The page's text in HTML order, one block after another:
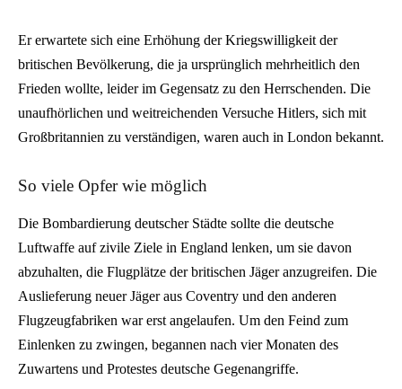
Er erwartete sich eine Erhöhung der Kriegswilligkeit der
britischen Bevölkerung, die ja ursprünglich mehrheitlich den
Frieden wollte, leider im Gegensatz zu den Herrschenden. Die
unaufhörlichen und weitreichenden Versuche Hitlers, sich mit
Großbritannien zu verständigen, waren auch in London bekannt.
So viele Opfer wie möglich
Die Bombardierung deutscher Städte sollte die deutsche
Luftwaffe auf zivile Ziele in England lenken, um sie davon
abzuhalten, die Flugplätze der britischen Jäger anzugreifen. Die
Auslieferung neuer Jäger aus Coventry und den anderen
Flugzeugfabriken war erst angelaufen. Um den Feind zum
Einlenken zu zwingen, begannen nach vier Monaten des
Zuwartens und Protestes deutsche Gegenangriffe.